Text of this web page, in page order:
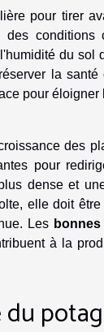
pour tirer
des conditions
du sol
la
pour
des
pour
dense et
elle doit
Les
à la